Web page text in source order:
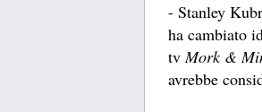
- Stanley
ha cambiato
tvMork &
avrebbe